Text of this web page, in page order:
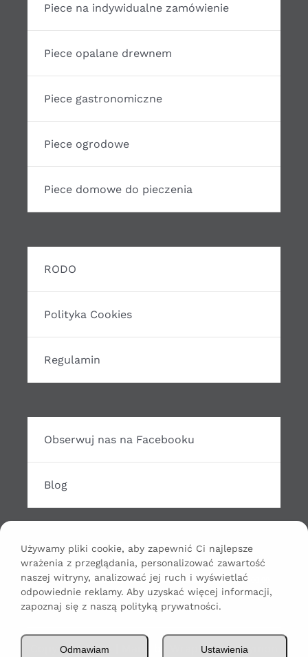
Piece na indywidualne zamówienie
Piece opalane drewnem
Piece gastronomiczne
Piece ogrodowe
Piece domowe do pieczenia
RODO
Polityka Cookies
Regulamin
Obserwuj nas na Facebooku
Blog
Odtwarzacz
plików
dźwiękowych
00:00
Copyright 2024 | Made by WrapHouse Szymon
Używamy pliki cookie, aby zapewnić Ci najlepsze
wrażenia z przeglądania, personalizować zawartość
naszej witryny, analizować jej ruch i wyświetlać
odpowiednie reklamy. Aby uzyskać więcej informacji,
zapoznaj się z naszą polityką prywatności.
Ustawienia
Odmawiam